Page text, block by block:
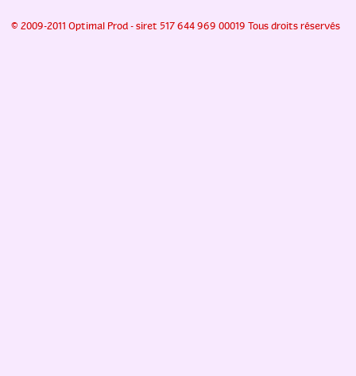
© 2009-2011 Optimal Prod - siret 517 644 969 00019 Tous droits réservés